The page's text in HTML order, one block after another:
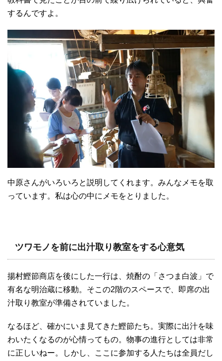
するんですよ。
中原さんがいろいろと説明してくれます。みんなメモを取
っています。私は心の中にメモをとりました。
ツワモノを前に出汁取り教室をする心意気
揚村鰹節商店を後にした一行は、焼酎の「さつま白波」で
有名な明治蔵に移動。そこの2階のスペースで、即席の出
汁取り教室が準備されていました。
なるほど、確かにいま見てきた鰹節たち。実際に出汁を味
わいたくなるのが心情ってもの。物事の進行としては非常
に正しいねー。しかし、ここに参加する人たちは全員だし